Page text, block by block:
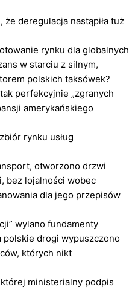
że deregulacja nastąpiła tuż
rynku dla globalnych
w starciu z silnym,
polskich taksówek?
perfekcyjnie „zgranych
amerykańskiego
rynku usług
otworzono drzwi
bez lojalności wobec
dla jego przepisów
wylano fundamenty
polskie drogi wypuszczono
których nikt
której ministerialny podpis